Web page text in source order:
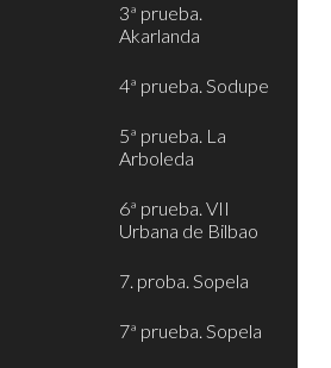
3ª prueba.
Akarlanda
4ª prueba. Sodupe
5ª prueba. La
Arboleda
6ª prueba. VII
Urbana de Bilbao
7. proba. Sopela
7ª prueba. Sopela